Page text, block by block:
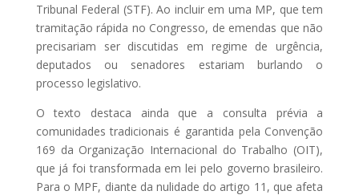
Tribunal Federal (STF). Ao incluir em uma MP, que tem
tramitação rápida no Congresso, de emendas que não
precisariam ser discutidas em regime de urgência,
deputados ou senadores estariam burlando o
processo legislativo.
O texto destaca ainda que a consulta prévia a
comunidades tradicionais é garantida pela Convenção
169 da Organização Internacional do Trabalho (OIT),
que já foi transformada em lei pelo governo brasileiro.
Para o MPF, diante da nulidade do artigo 11, que afeta